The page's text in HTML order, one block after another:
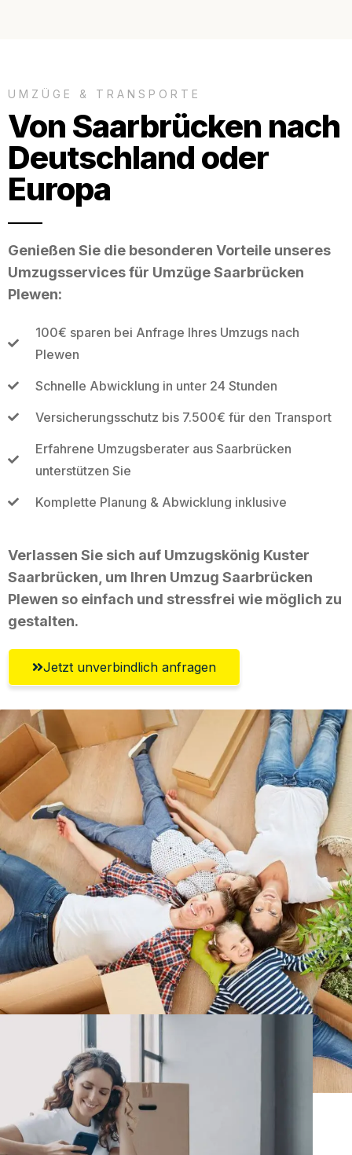
UMZÜGE & TRANSPORTE
Von Saarbrücken nach
Deutschland oder
Europa
Genießen Sie die besonderen Vorteile unseres
Umzugsservices für Umzüge Saarbrücken
Plewen:
100€ sparen bei Anfrage Ihres Umzugs nach
Plewen
Schnelle Abwicklung in unter 24 Stunden
Versicherungsschutz bis 7.500€ für den Transport
Erfahrene Umzugsberater aus Saarbrücken
unterstützen Sie
Komplette Planung & Abwicklung inklusive
Verlassen Sie sich auf Umzugskönig Kuster
Saarbrücken, um Ihren Umzug Saarbrücken
Plewen so einfach und stressfrei wie möglich zu
gestalten.
Jetzt unverbindlich anfragen